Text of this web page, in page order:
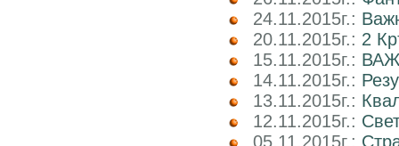
24.11.2015г.:
20.11.2015г.: 2
15.11.2015г.:
14.11.2015г.:
13.11.2015г.:
12.11.2015г.:
05.11.2015г.: